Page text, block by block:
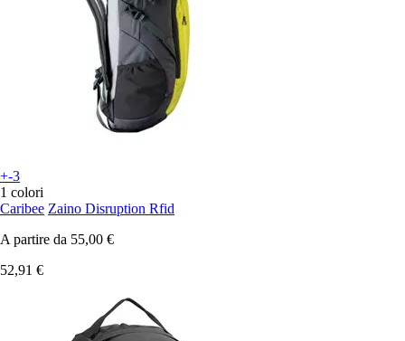
+-3
1 colori
Caribee Zaino Disruption Rfid
A partire da 55,00 €
52,91 €